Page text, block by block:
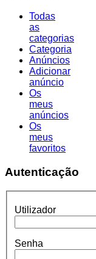
Todas
as
categorias
Categoria
Anúncios
Adicionar
anúncio
Os
meus
anúncios
Os
meus
favoritos
Autenticação
Utilizador
Senha